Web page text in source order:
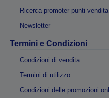
Ricerca promoter punti vendita
Newsletter
Termini e Condizioni
Condizioni di vendita
Termini di utilizzo
Condizioni delle promozioni